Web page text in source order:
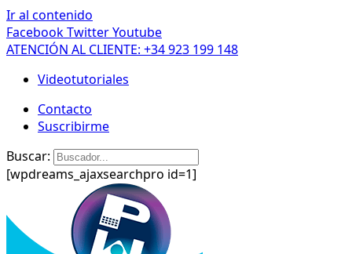
Ir al contenido
FacebookTwitterYoutube
ATENCIÓN AL CLIENTE: +34 923 199 148
Videotutoriales
Contacto
Suscribirme
Buscar:
[wpdreams_ajaxsearchpro id=1]